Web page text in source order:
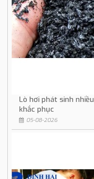
Lò hơi phát sinh
khắc phục
05-08-2026